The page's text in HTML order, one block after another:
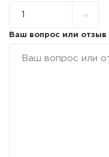
Ваш вопрос или отзыв